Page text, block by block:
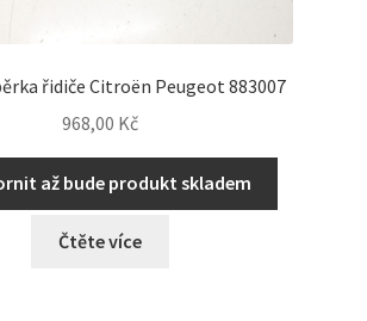
řidiče Citroën Peugeot 883007
968,00 Kč
až bude produkt skladem
Čtěte více